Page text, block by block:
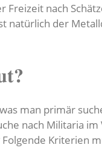
nach
natürlich der
man primär
nach Militaria
Kriterien